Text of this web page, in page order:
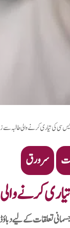
سی کی تیاری کرنے والی طالبہ سے
سرورق
کرنے والی
تعلقات کے لیے دباؤ